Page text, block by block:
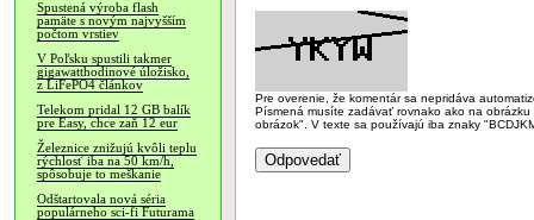
Spustená výroba flash
pamäte s novým najvyšším
počtom vrstiev
V Poľsku spustili takmer
gigawatthodinové úložisko,
z LiFePO4 článkov
Telekom pridal 12 GB balík
pre Easy, chce zaň 12 eur
Železnice znižujú kvôli teplu
rýchlosť iba na 50 km/h,
spôsobuje to meškanie
Odštartovala nová séria
populárneho sci-fi Futurama
Pre overenie, že komentár sa nepridáva
Písmená musíte zadávať rovnako ako na
obrázok". V texte sa používajú iba znaky